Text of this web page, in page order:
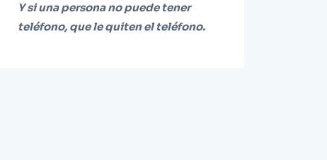
Y si una persona no puede tener
teléfono, que le quiten el teléfono.